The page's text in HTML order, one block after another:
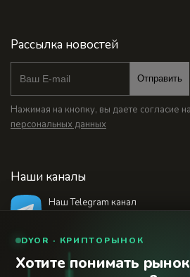
Рассылка новостей
Отправить
Нажимая на кнопку, вы даете согласие
персональных данных
Наши каналы
Наш Telegram канал
© 2026 Финансовый
DYOR · КРИПТОРЫНОК
Хотите понимать